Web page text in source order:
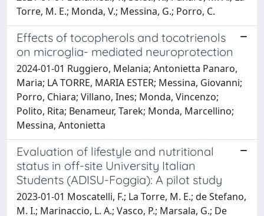
Torre, M. E.; Monda, V.; Messina, G.; Porro, C.
Effects of tocopherols and tocotrienols
on microglia- mediated neuroprotection
2024-01-01 Ruggiero, Melania; Antonietta Panaro,
Maria; LA TORRE, MARIA ESTER; Messina, Giovanni;
Porro, Chiara; Villano, Ines; Monda, Vincenzo;
Polito, Rita; Benameur, Tarek; Monda, Marcellino;
Messina, Antonietta
Evaluation of lifestyle and nutritional
status in off-site University Italian
Students (ADISU-Foggia): A pilot study
2023-01-01 Moscatelli, F.; La Torre, M. E.; de Stefano,
M. I.; Marinaccio, L. A.; Vasco, P.; Marsala, G.; De